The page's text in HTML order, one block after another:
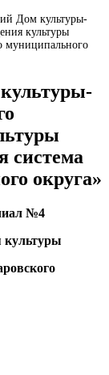
Дом культуры-
культуры
муниципального
система
округа»
№4
культуры